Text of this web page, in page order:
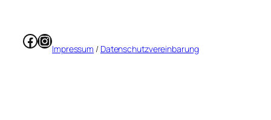
Facebook
Instagram
Impressum / Datenschutzvereinbarung